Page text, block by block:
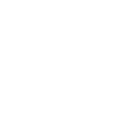
ィングしない
像の URL を生成す
答から取得しま